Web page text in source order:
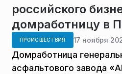
российского
домработницу в
ПРОИСШЕСТВИЯ 17 ноября
Домработница
асфальтового завода